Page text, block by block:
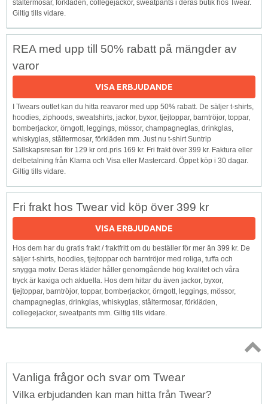
ståltermosar, förkläden, collegejackor, sweatpants i deras butik hos Twear.
Giltig tills vidare.
REA med upp till 50% rabatt på mängder av
varor
VISA ERBJUDANDE
I Twears outlet kan du hitta reavaror med upp 50% rabatt. De säljer t-shirts,
hoodies, ziphoods, sweatshirts, jackor, byxor, tjejtoppar, barntröjor, toppar,
bomberjackor, örngott, leggings, mössor, champagneglas, drinkglas,
whiskyglas, ståltermosar, förkläden mm. Just nu t-shirt Suntrip
Sällskapsresan för 129 kr ord.pris 169 kr. Fri frakt över 399 kr. Faktura eller
delbetalning från Klarna och Visa eller Mastercard. Öppet köp i 30 dagar.
Giltig tills vidare.
Fri frakt hos Twear vid köp över 399 kr
VISA ERBJUDANDE
Hos dem har du gratis frakt / fraktfritt om du beställer för mer än 399 kr. De
säljer t-shirts, hoodies, tjejtoppar och barntröjor med roliga, tuffa och
snygga motiv. Deras kläder håller genomgående hög kvalitet och våra
tryck är kaxiga och aktuella. Hos dem hittar du även jackor, byxor,
tjejtoppar, barntröjor, toppar, bomberjackor, örngott, leggings, mössor,
champagneglas, drinkglas, whiskyglas, ståltermosar, förkläden,
collegejackor, sweatpants mm. Giltig tills vidare.
Topp
Vanliga frågor och svar om Twear
Vilka erbjudanden kan man hitta från Twear?